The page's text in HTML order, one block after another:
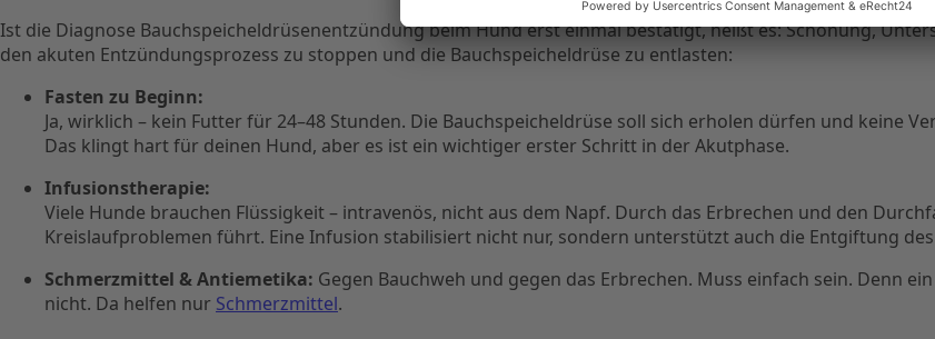
Ist die Diagnose Bauchspeicheldrüsenentzündung beim Hund erst einmal bestätigt, heißt es: Schonung,
den akuten Entzündungsprozess zu stoppen und die Bauchspeicheldrüse zu entlasten:
Fasten zu Beginn:
Ja, wirklich – kein Futter für 24–48 Stunden. Die Bauchspeicheldrüse soll sich erholen dürfen und keine
Das klingt hart für deinen Hund, aber es ist ein wichtiger erster Schritt in der Akutphase.
Infusionstherapie:
Viele Hunde brauchen Flüssigkeit – intravenös, nicht aus dem Napf. Durch das Erbrechen und den
Kreislaufproblemen führt. Eine Infusion stabilisiert nicht nur, sondern unterstützt auch die Entgiftung
Schmerzmittel & Antiemetika: Gegen Bauchweh und gegen das Erbrechen. Muss einfach sein. Denn
nicht. Da helfen nur Schmerzmittel.